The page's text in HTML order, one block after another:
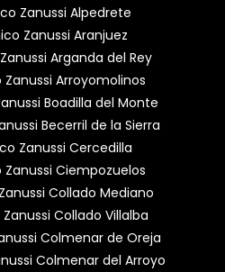
Zanussi Alpedrete
Zanussi Aranjuez
Arganda del Rey
Arroyomolinos
Boadilla del Monte
Becerril de la Sierra
Zanussi Cercedilla
Ciempozuelos
Collado Mediano
Collado Villalba
Colmenar de Oreja
Colmenar del Arroyo